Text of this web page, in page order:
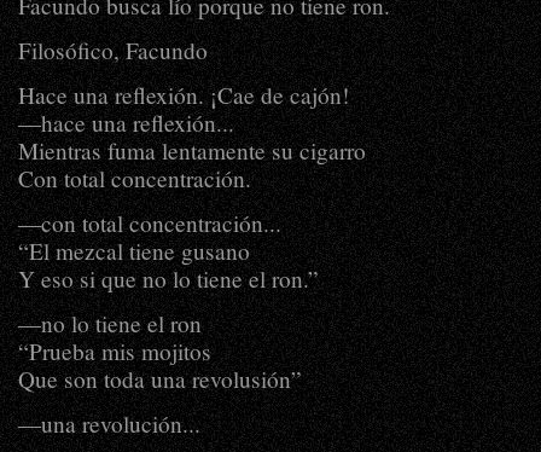
Filosófico, Facundo
Hace una reflexión. ¡Cae de cajón!
―hace una reflexión...
Mientras fuma lentamente su cigarro
Con total concentración.
―con total concentración...
“El mezcal tiene gusano
Y eso si que no lo tiene el ron.”
―no lo tiene el ron
“Prueba mis mojitos
Que son toda una revolusión”
―una revolución...